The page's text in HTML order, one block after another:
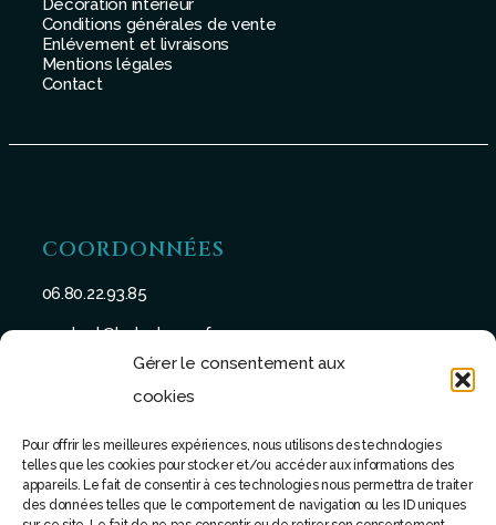
Gérer le consentement aux
cookies
Pour offrir les meilleures expériences, nous utilisons des technologies
telles que les cookies pour stocker et/ou accéder aux informations des
appareils. Le fait de consentir à ces technologies nous permettra de traiter
des données telles que le comportement de navigation ou les ID uniques
Décoration interieur
Conditions générales de vente
Enlévement et livraisons
Mentions légales
Contact
COORDONNÉES
06.80.22.93.85
contact@batu-taman.fr
SUIVEZ-NOUS